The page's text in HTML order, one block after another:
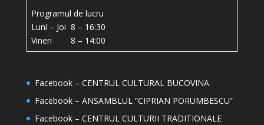
Programul de lucru
Luni – Joi 8 – 16:30
Vineri 8 – 14:00
Facebook – CENTRUL CULTURAL BUCOVINA
Facebook – ANSAMBLUL “CIPRIAN PORUMBESCU”
Facebook – CENTRUL CULTURII TRADITIONALE